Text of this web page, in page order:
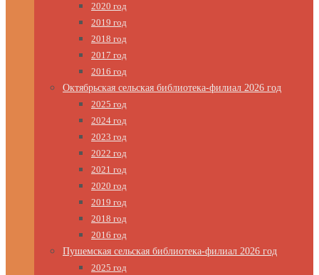
2020 год
2019 год
2018 год
2017 год
2016 год
Октябрьская сельская библиотека-филиал 2026 год
2025 год
2024 год
2023 год
2022 год
2021 год
2020 год
2019 год
2018 год
2016 год
Пушемская сельская библиотека-филиал 2026 год
2025 год